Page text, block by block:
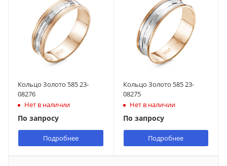
Кольцо Золото 585 23-
08276
Нет в наличии
По запросу
Подробнее
Кольцо Золото 585 23-
08275
Нет в наличии
По запросу
Подробнее